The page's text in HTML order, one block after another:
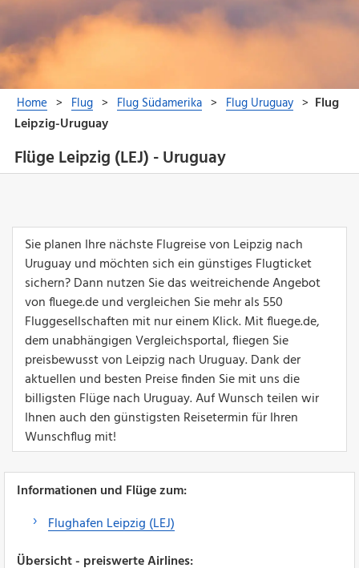
Flüge Leipzig (LEJ) - Uruguay
Sie planen Ihre nächste Flugreise von Leipzig nach
Uruguay und möchten sich ein günstiges Flugticket
sichern? Dann nutzen Sie das weitreichende Angebot
von fluege.de und vergleichen Sie mehr als 550
Fluggesellschaften mit nur einem Klick. Mit fluege.de,
dem unabhängigen Vergleichsportal, fliegen Sie
preisbewusst von Leipzig nach Uruguay. Dank der
aktuellen und besten Preise finden Sie mit uns die
billigsten Flüge nach Uruguay. Auf Wunsch teilen wir
Ihnen auch den günstigsten Reisetermin für Ihren
Wunschflug mit!
Informationen und Flüge zum:
Flughafen Leipzig (LEJ)
Übersicht - preiswerte Airlines: